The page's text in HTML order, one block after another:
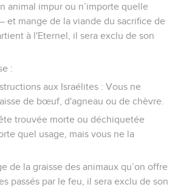
animal impur ou n’importe quelle
et mange de la viande du sacrifice de
à l'Eternel, il sera exclu de son
:
aux Israélites : Vous ne
de bœuf, d'agneau ou de chèvre.
trouvée morte ou déchiquetée
quel usage, mais vous ne la
de la graisse des animaux qu’on offre
passés par le feu, il sera exclu de son